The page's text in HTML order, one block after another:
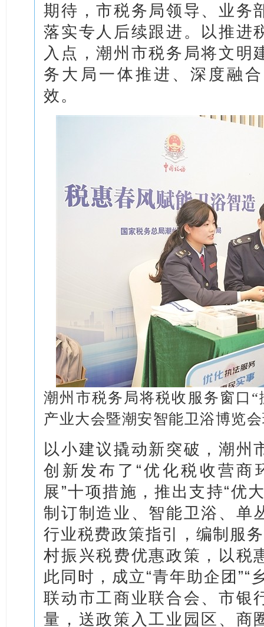
期待，市税务局领导、业务
落实专人后续跟进。以推进
入点，潮州市税务局将文明
务大局一体推进、深度融
效。
潮州市税务局将税收服务窗口
产业大会暨潮安智能卫浴博览
以小建议撬动新突破，潮州
创新发布了“优化税收营
展”十项措施，推出支持“优
制订制造业、智能卫浴、单
行业税费政策指引，编制服
村振兴税费优惠政策，以税
此同时，成立“青年助企团”“
联动市工商业联合会、市银
量，送政策入工业园区、商